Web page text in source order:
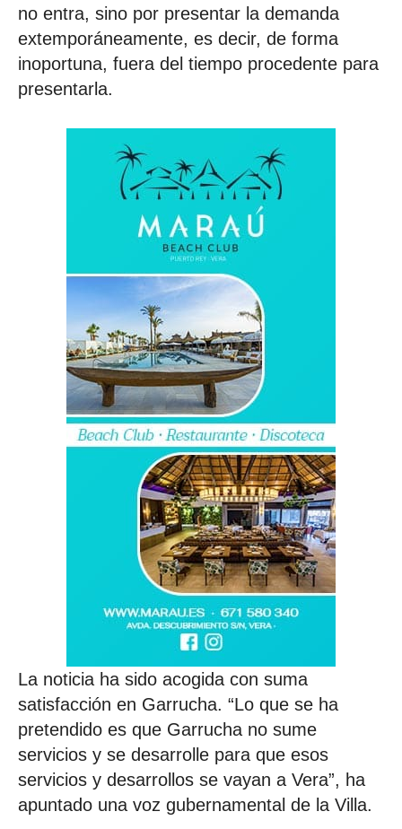
no entra, sino por presentar la demanda
extemporáneamente, es decir, de forma
inoportuna, fuera del tiempo procedente para
presentarla.
La noticia ha sido acogida con suma
satisfacción en Garrucha. “Lo que se ha
pretendido es que Garrucha no sume
servicios y se desarrolle para que esos
servicios y desarrollos se vayan a Vera”, ha
apuntado una voz gubernamental de la Villa.